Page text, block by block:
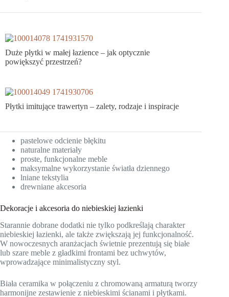
Duże płytki w małej łazience – jak optycznie
powiększyć przestrzeń?
Płytki imitujące trawertyn – zalety, rodzaje i inspiracje
pastelowe odcienie błękitu
naturalne materiały
proste, funkcjonalne meble
maksymalne wykorzystanie światła dziennego
lniane tekstylia
drewniane akcesoria
Dekoracje i akcesoria do niebieskiej łazienki
Starannie dobrane dodatki nie tylko podkreślają charakter
niebieskiej łazienki, ale także zwiększają jej funkcjonalność.
W nowoczesnych aranżacjach świetnie prezentują się białe
lub szare meble z gładkimi frontami bez uchwytów,
wprowadzające minimalistyczny styl.
Biała ceramika w połączeniu z chromowaną armaturą tworzy
harmonijne zestawienie z niebieskimi ścianami i płytkami.